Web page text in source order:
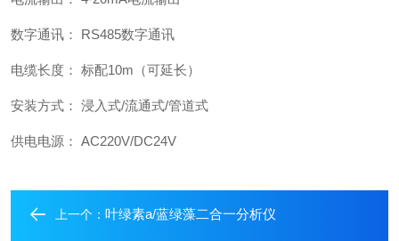
数字通讯： RS485数字通讯
电缆长度： 标配10m（可延长）
安装方式： 浸入式/流通式/管道式
供电电源： AC220V/DC24V
上一个： 叶绿素a/蓝绿藻二合一分析仪